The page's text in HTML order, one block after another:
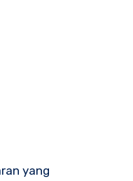
yang